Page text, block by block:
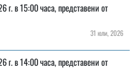
г. в 15:00 часа, представени от
31 юли, 2026
г. в 14:00 часа, представени от